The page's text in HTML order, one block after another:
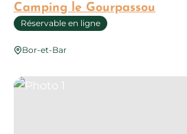
Camping le Gourpassou
Réservable en ligne
Bor-et-Bar
Photo 1